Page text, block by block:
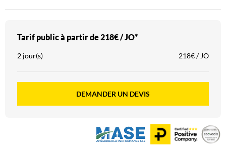
Tarif public à partir de218€ / JO*
2 jour(s) 218€ / JO
DEMANDER UN DEVIS